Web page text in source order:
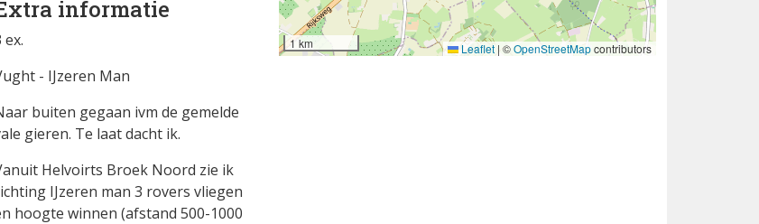
informatie
ex.
- IJzeren Man
buiten gegaan ivm de gemelde
gieren. Te laat dacht ik.
Helvoirts Broek Noord zie ik
IJzeren man 3 rovers vliegen
hoogte winnen (afstand 500-1000
1 km Leaflet | ©OpenStreetMapcontributors